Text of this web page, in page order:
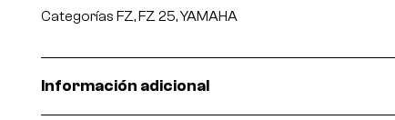
Categorías FZ,FZ 25,YAMAHA
Información adicional